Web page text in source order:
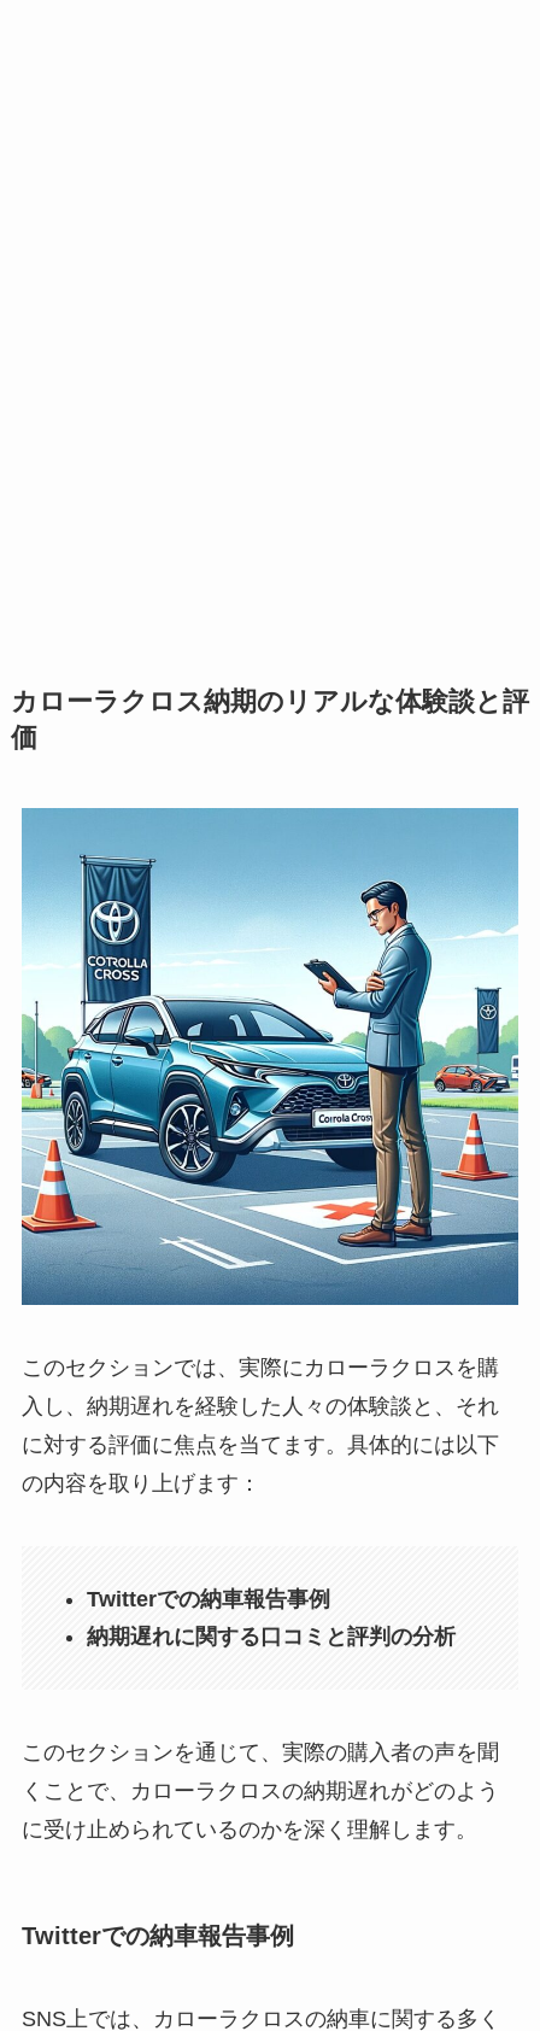
カローラクロス納期のリアルな体験談と評
価
このセクションでは、実際にカローラクロスを購
入し、納期遅れを経験した人々の体験談と、それ
に対する評価に焦点を当てます。具体的には以下
の内容を取り上げます：
Twitterでの納車報告事例
納期遅れに関する口コミと評判の分析
このセクションを通じて、実際の購入者の声を聞
くことで、カローラクロスの納期遅れがどのよう
に受け止められているのかを深く理解します。
Twitterでの納車報告事例
SNS上では、カローラクロスの納車に関する多く